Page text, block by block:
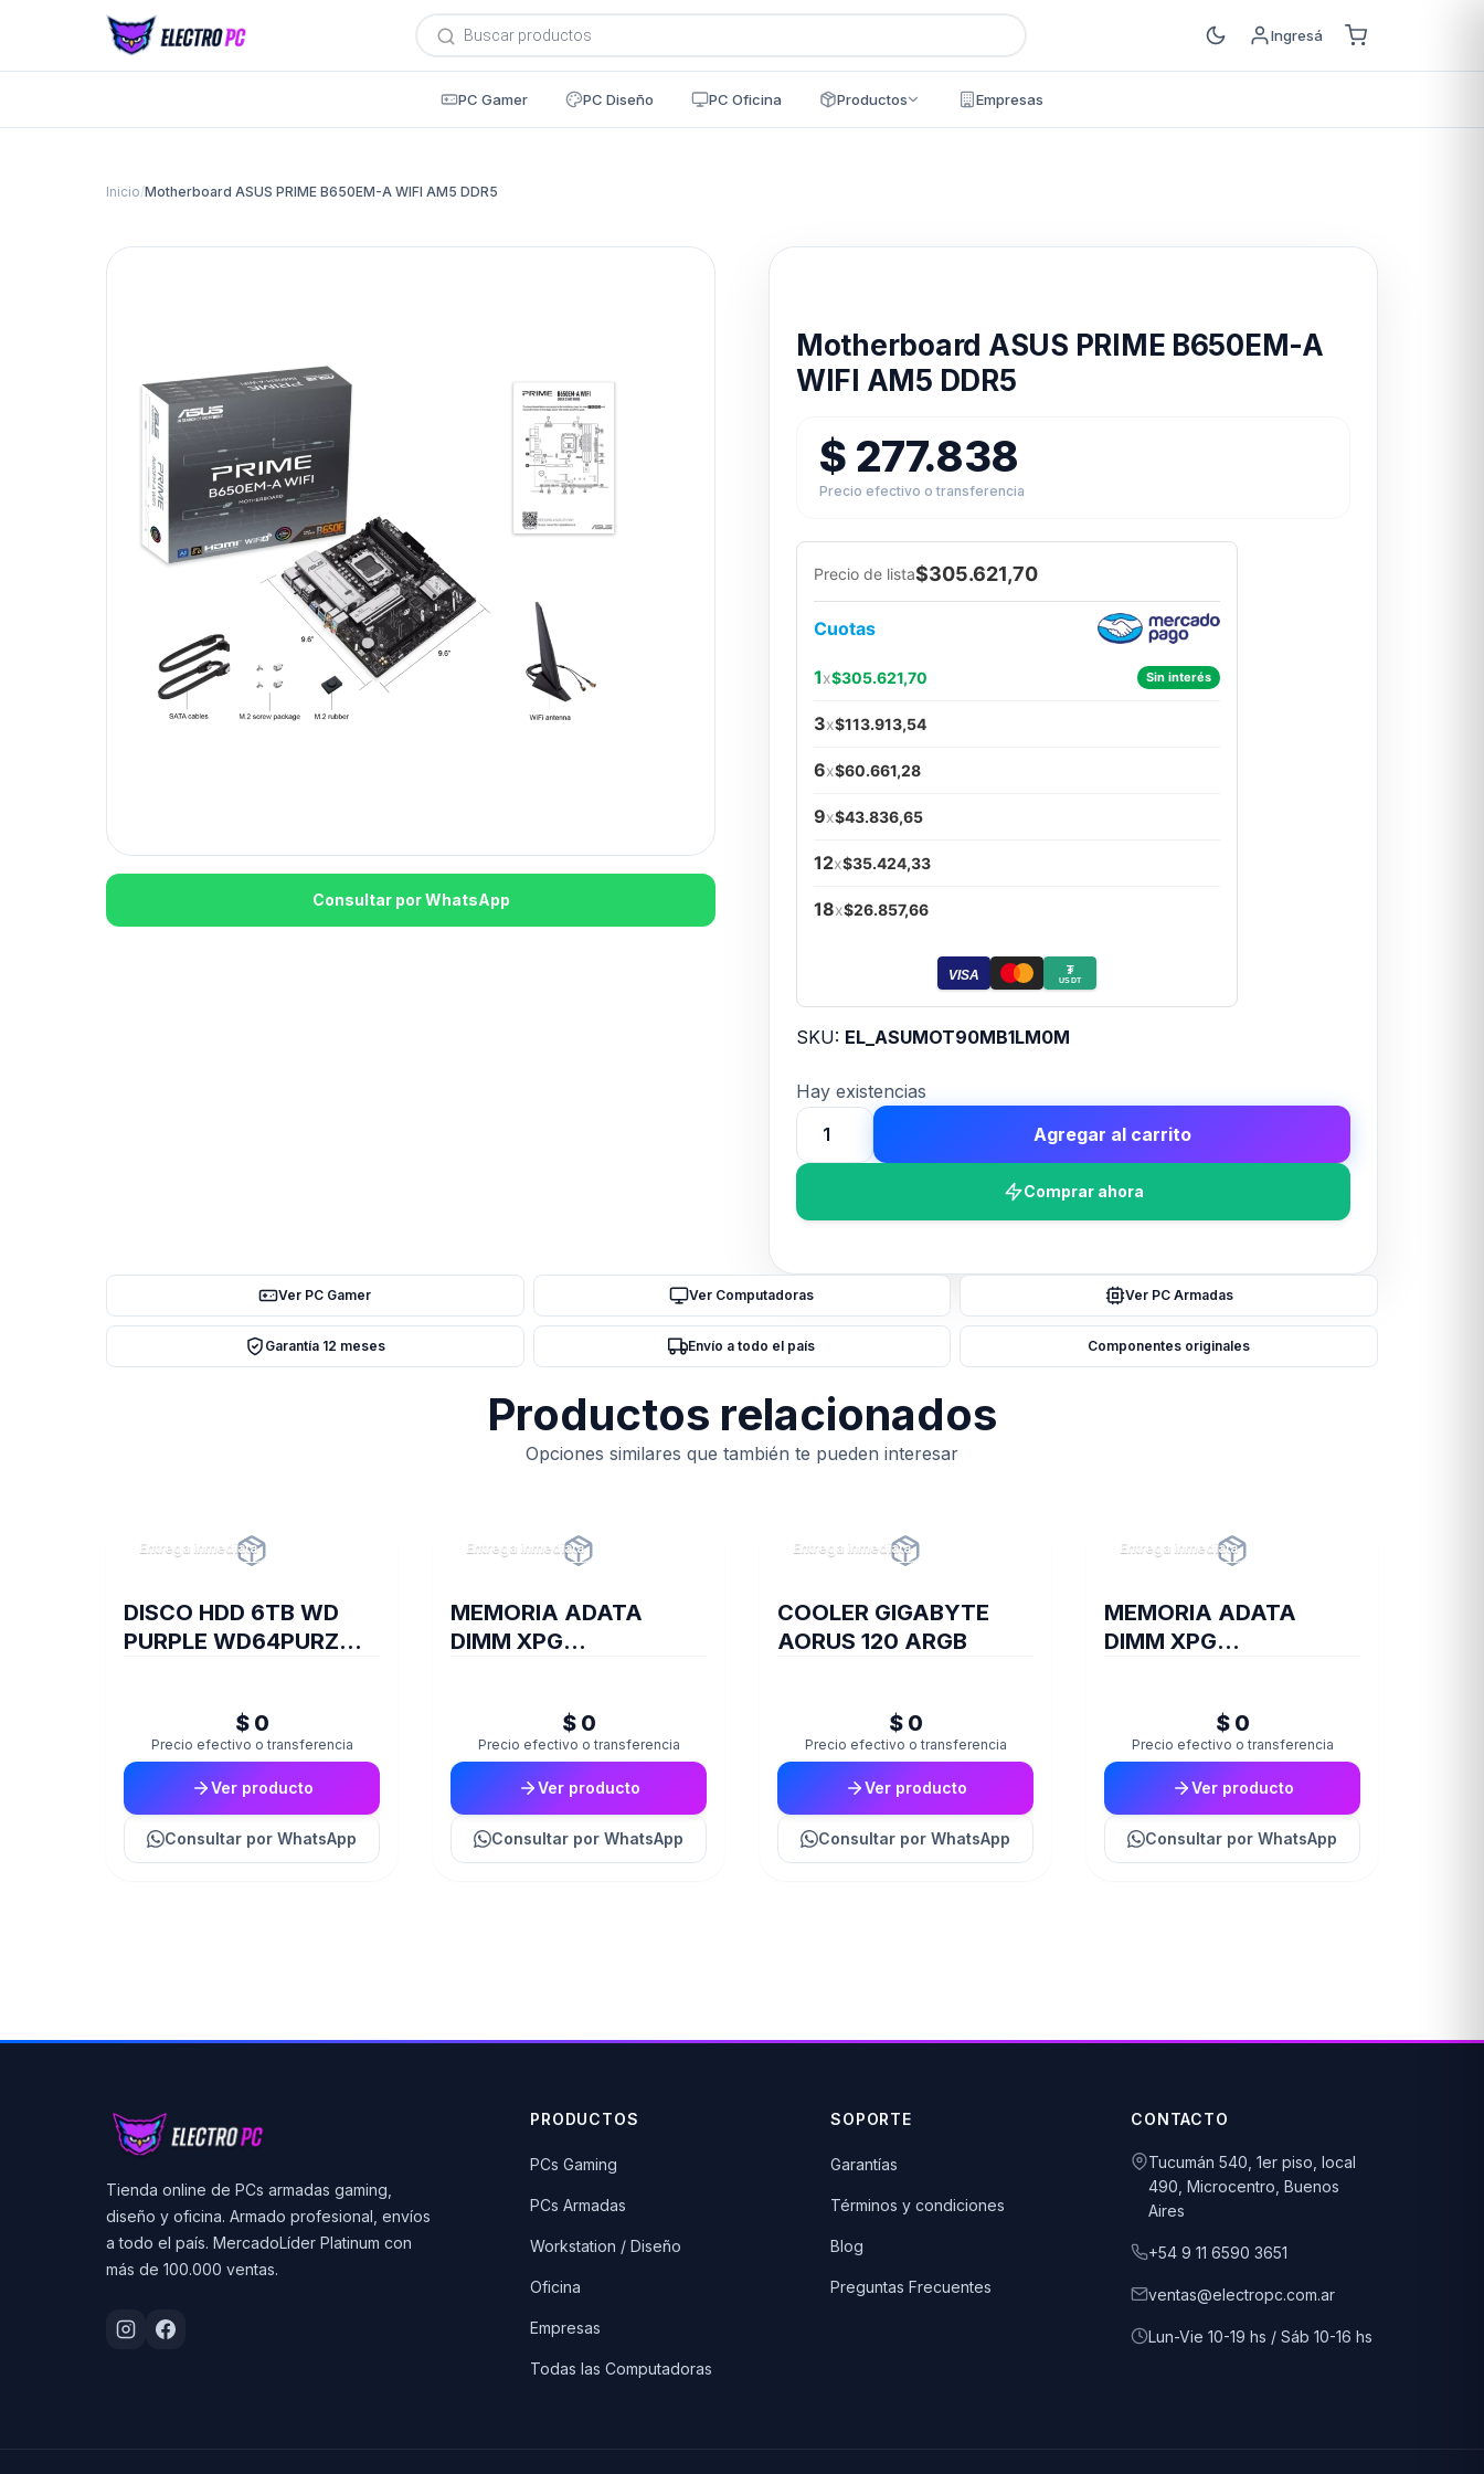
Búsqueda
de
productos
Ingresá
PC Gamer PC Diseño PC Oficina Productos Empresas
Inicio/Motherboard ASUS PRIME B650EM-A WIFI AM5 DDR5
Consultar por WhatsApp
Motherboard ASUS PRIME B650EM-A
WIFI AM5 DDR5
$ 277.838
Precio efectivo o transferencia
Precio de lista$305.621,70
Cuotas
1x$305.621,70 Sin interés
3x$113.913,54
6x$60.661,28
9x$43.836,65
12x$35.424,33
18x$26.857,66
VISA ₮
USDT
SKU: EL_ASUMOT90MB1LM0M
Hay existencias
Motherboard
ASUS
AM5
DDR5
cantidad
Agregar al carrito
Comprar ahora
Ver PC Gamer Ver Computadoras Ver PC Armadas
Garantía 12 meses Envío a todo el país Componentes originales
Productos relacionados
Opciones similares que también te pueden interesar
Entrega inmediata
DISCO HDD 6TB WD
PURPLE WD64PURZ
$ 0
Precio efectivo o transferencia
Ver producto
Consultar por WhatsApp
Entrega inmediata
MEMORIA ADATA
DIMM XPG
$ 0
Precio efectivo o transferencia
Ver producto
Consultar por WhatsApp
Entrega inmediata
COOLER GIGABYTE
AORUS 120 ARGB
$ 0
Precio efectivo o transferencia
Ver producto
Consultar por WhatsApp
Entrega inmediata
MEMORIA ADATA
DIMM XPG
$ 0
Precio efectivo o transferencia
Ver producto
Consultar por WhatsApp
Tienda online de PCs armadas gaming,
diseño y oficina. Armado profesional, envíos
a todo el país. MercadoLíder Platinum con
más de 100.000 ventas.
PRODUCTOS
PCs Gaming
PCs Armadas
Workstation / Diseño
Oficina
Empresas
Todas las Computadoras
SOPORTE
Garantías
Términos y condiciones
Blog
Preguntas Frecuentes
CONTACTO
Tucumán 540, 1er piso, local
490, Microcentro, Buenos
Aires
+54 9 11 6590 3651
ventas@electropc.com.ar
Lun-Vie 10-19 hs / Sáb 10-16 hs